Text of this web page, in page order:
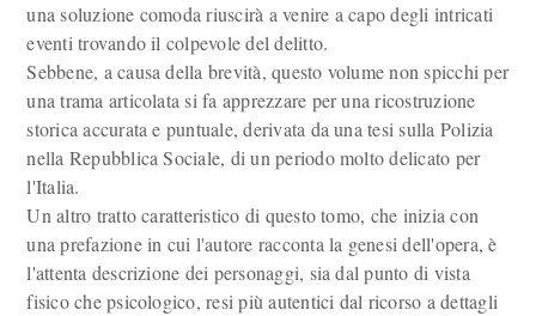
una soluzione comoda riuscirà a venire a capo degli intricati
eventi trovando il colpevole del delitto.
Sebbene, a causa della brevità, questo volume non spicchi per
una trama articolata si fa apprezzare per una ricostruzione
storica accurata e puntuale, derivata da una tesi sulla Polizia
nella Repubblica Sociale, di un periodo molto delicato per
l'Italia.
Un altro tratto caratteristico di questo tomo, che inizia con
una prefazione in cui l'autore racconta la genesi dell'opera, è
l'attenta descrizione dei personaggi, sia dal punto di vista
fisico che psicologico, resi più autentici dal ricorso a dettagli